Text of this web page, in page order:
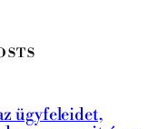
ügyfeleidet,